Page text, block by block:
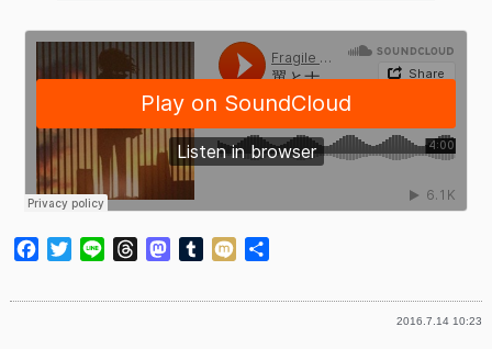
Facebook
TwitterLine ThreadsMastodon
Tumblr
Mixi
2016.7.14 10:23